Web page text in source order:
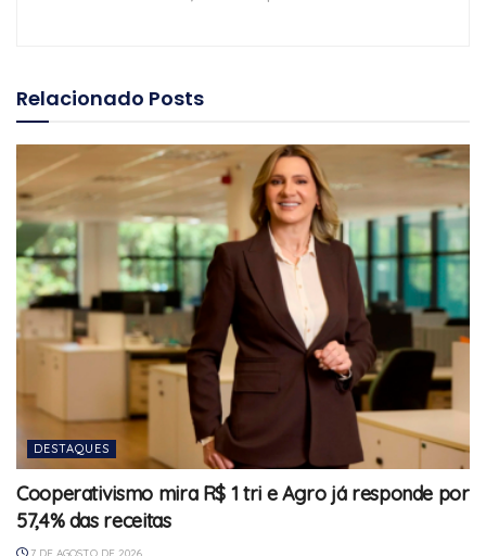
Relacionado Posts
DESTAQUES
Cooperativismo mira R$ 1 tri e Agro já responde por
57,4% das receitas
7 DE AGOSTO DE 2026